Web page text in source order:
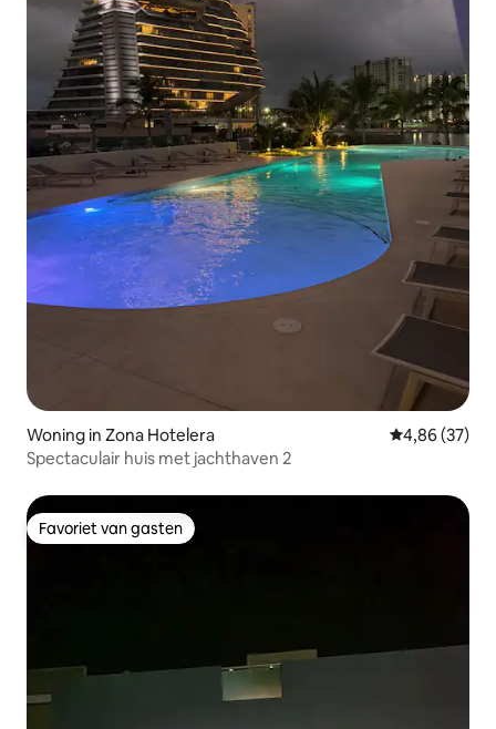
Woning in Zona Hotelera Gemiddelde
4,86 (37)
Spectaculair huis met jachthaven 2
Favoriet van gasten
Favoriet van gasten